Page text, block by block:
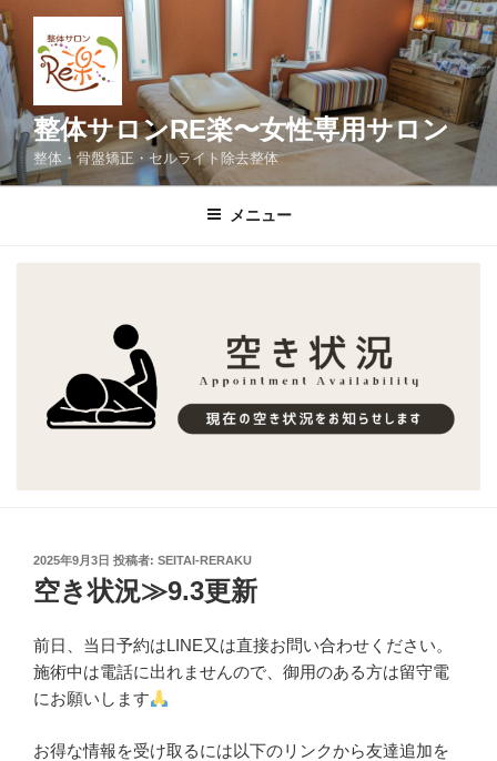
コ
ン
テ
ン
へ
ス
整体サロンRE楽〜女性専用サロン
整体・骨盤矯正・セルライト除去整体
メニュー
投
稿
日:
2025年9月3日 投稿者: SEITAI-RERAKU
空き状況≫9.3更新
前日、当日予約はLINE又は直接お問い合わせください。
施術中は電話に出れませんので、御用のある方は留守電
にお願いします
お得な情報を受け取るには以下のリンクから友達追加を